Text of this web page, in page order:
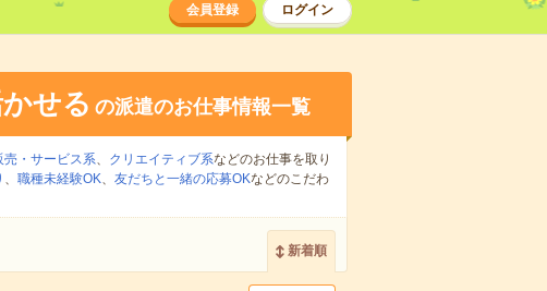
会員登録 ログイン
せる の派遣のお仕事情報一覧
売・サービス系、 クリエイティブ系などのお仕事を取り
、 職種未経験OK、 友だちと一緒の応募OKなどのこだわ
新着順